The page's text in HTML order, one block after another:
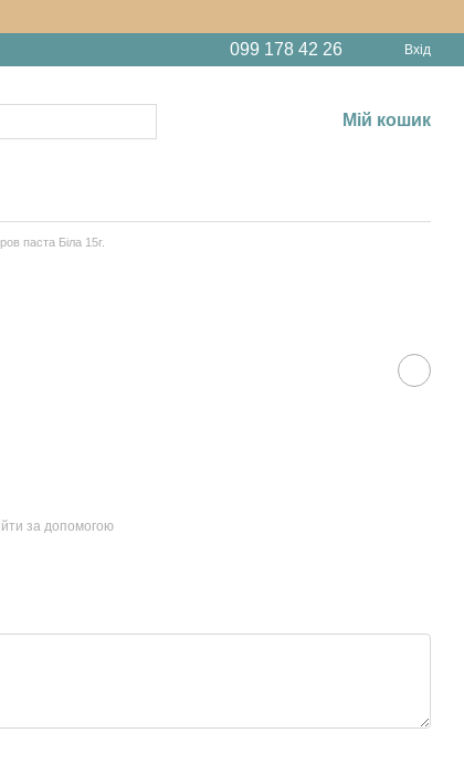
099 178 42 26 Вхід
Мій кошик
паста Біла 15г.
за допомогою